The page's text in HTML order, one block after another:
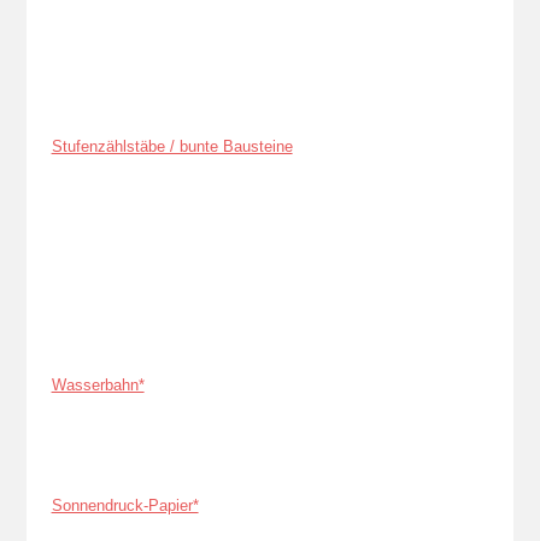
Stufenzählstäbe / bunte Bausteine
Wasserbahn*
Sonnendruck-Papier*